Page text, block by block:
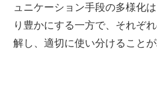
ュニケーション手段の多様化
り豊かにする一方で、それぞ
解し、適切に使い分けること